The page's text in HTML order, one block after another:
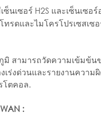
นเซอร์ H2S และเซ็นเซ
รดและไมโครโปรเซสเ
สามารถวัดความเข้มข้
ร่งด่วนและรายงานควา
โตคอล.
: